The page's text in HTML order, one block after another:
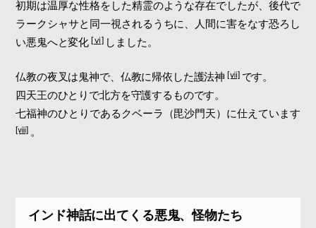
初期は温厚な性格をした精霊のような存在でしたが、後代で
ラークシャサと同一視されるうちに、人間に害をなす恐ろし
い悪鬼へと変化 [ⅵ] しました。
仏教の夜叉は鬼神で、仏教に帰依した護法神 [ⅶ] です。
四天王のひとりで北方を守護するものです。
七福神のひとりであるクベーラ（毘沙門天）に仕えています
[ⅷ] 。
インド神話に出てくる悪鬼、怪物たち